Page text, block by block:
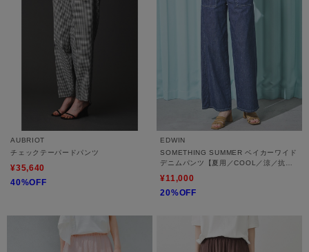
AUBRIOT
チェックテーパードパンツ
¥35,640
40%OFF
EDWIN
SOMETHING SUMMER ベイカーワイド
デニムパンツ【夏用／COOL／涼／抗菌
¥11,000
20%OFF